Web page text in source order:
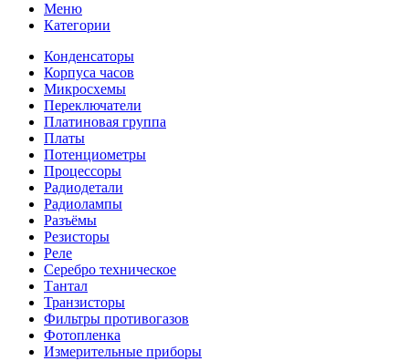
Меню
Категории
Конденсаторы
Корпуса часов
Микросхемы
Переключатели
Платиновая группа
Платы
Потенциометры
Процессоры
Радиодетали
Радиолампы
Разъёмы
Резисторы
Реле
Серебро техническое
Тантал
Транзисторы
Фильтры противогазов
Фотопленка
Измерительные приборы